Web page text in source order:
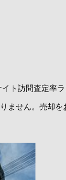
ト訪問査定率
ません。売却